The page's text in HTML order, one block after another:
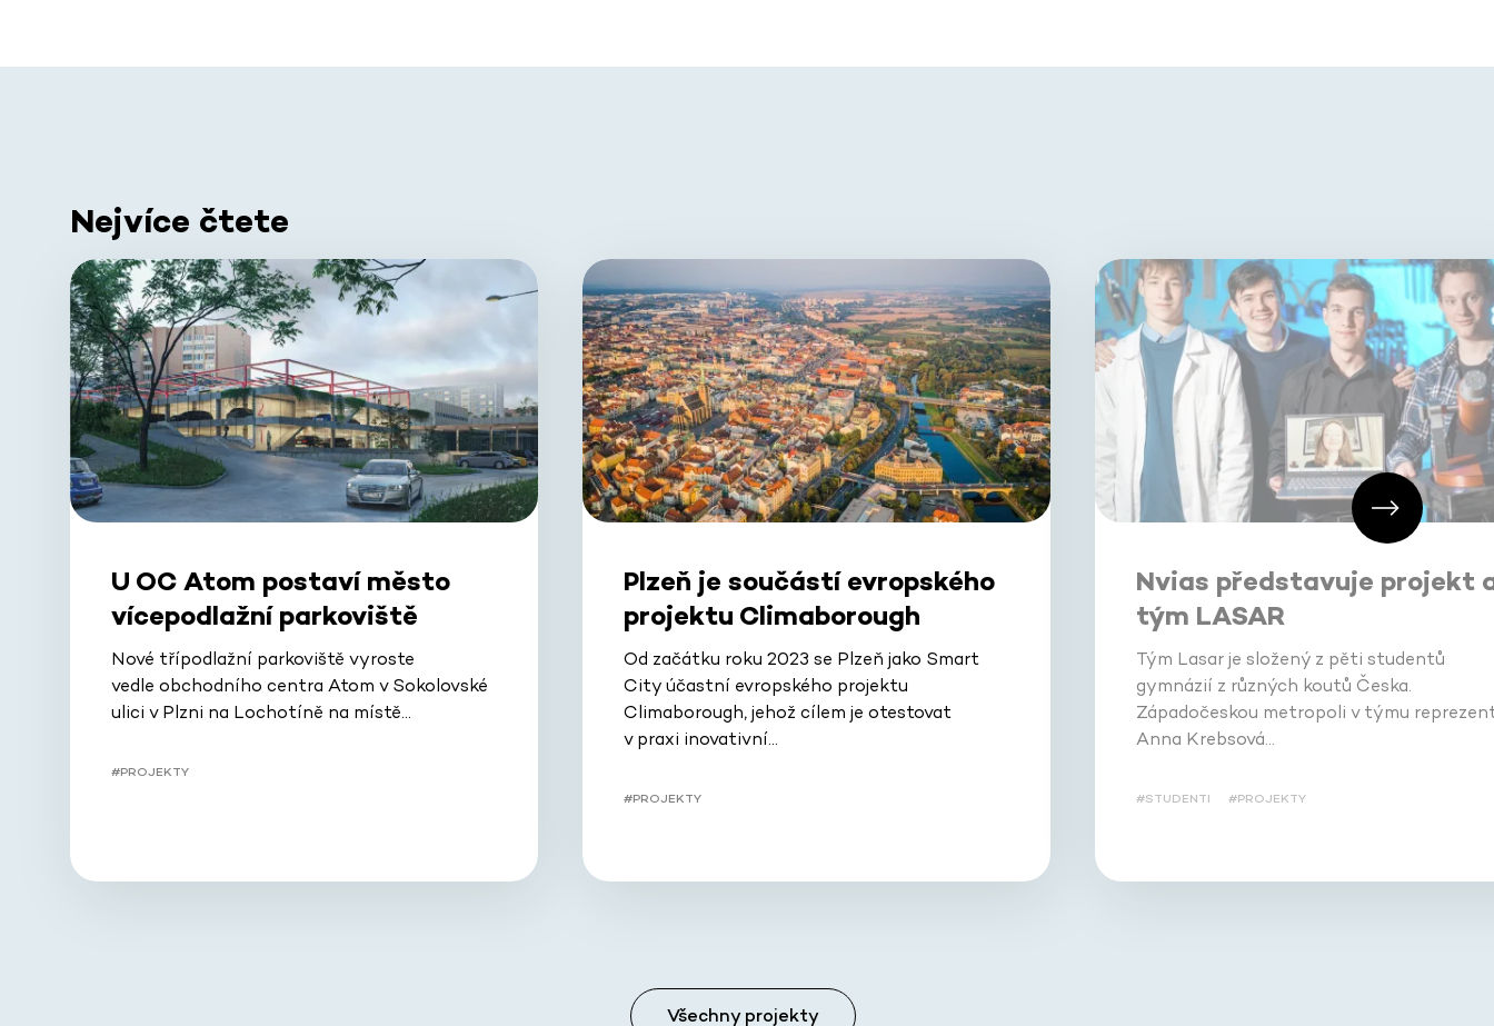
Nejvíce čtete
U OC Atom postaví město
vícepodlažní parkoviště
Nové třípodlažní parkoviště vyroste
vedle obchodního centra Atom v Sokolovské
ulici v Plzni na Lochotíně na místě…
#PROJEKTY
Plzeň je součástí evropského
projektu Climaborough
Od začátku roku 2023 se Plzeň jako Smart
City účastní evropského projektu
Climaborough, jehož cílem je otestovat
v praxi inovativní…
#PROJEKTY
Nvias představuje projekt
tým LASAR
Tým Lasar je složený z pěti studentů
gymnázií z různých koutů Česka.
Západočeskou metropoli v týmu
Anna Krebsová…
#STUDENTI #PROJEKTY
Všechny projekty